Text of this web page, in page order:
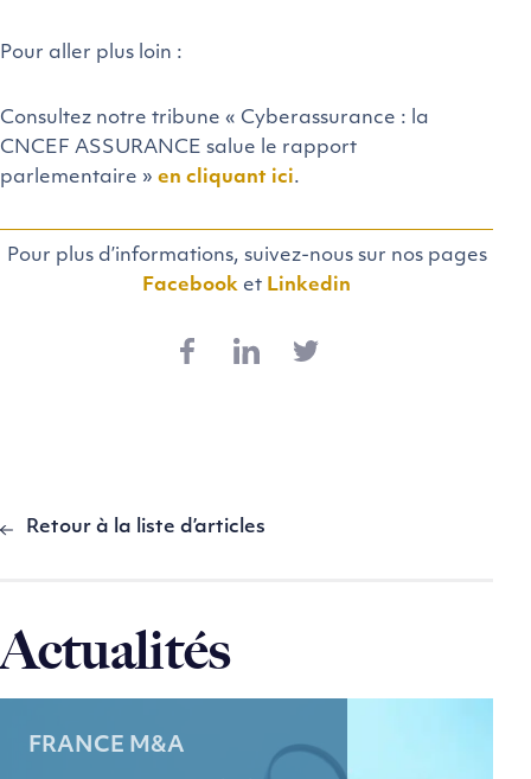
Pour aller plus loin :
Consultez notre tribune « Cyberassurance : la
CNCEF ASSURANCE salue le rapport
parlementaire » en cliquant ici.
Pour plus d’informations, suivez-nous sur nos pages
Facebook et Linkedin
Retour à la liste d’articles
Actualités
FRANCE M&A